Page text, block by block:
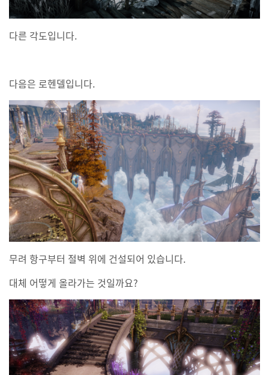
다른 각도입니다.
다음은 로헨델입니다.
무려 항구부터 절벽 위에 건설되어 있습니다.
대체 어떻게 올라가는 것일까요?